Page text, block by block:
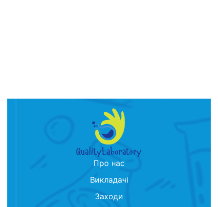
Про нас
Викладачі
Заходи